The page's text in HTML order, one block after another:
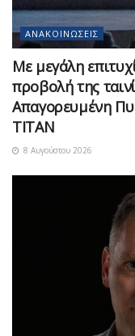
ΑΝΑΚΟΙΝΏΣΕΙΣ
Με μεγάλη
προβολή της
Απαγορευμένη
ΤΙΤΑΝ
8 Αυγούστου 2026